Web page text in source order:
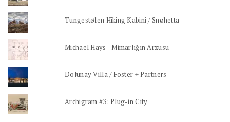
Tungestølen Hiking Kabini / Snøhetta
Michael Hays - Mimarlığın Arzusu
Dolunay Villa / Foster + Partners
Archigram #3: Plug-in City